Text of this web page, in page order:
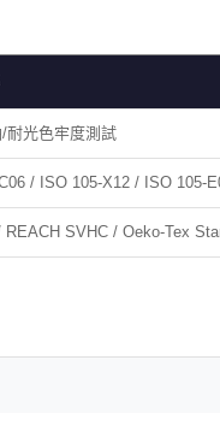
耐光色牢度測試
/ ISO 105-X12 / ISO 105-
REACH SVHC / Oeko-Tex